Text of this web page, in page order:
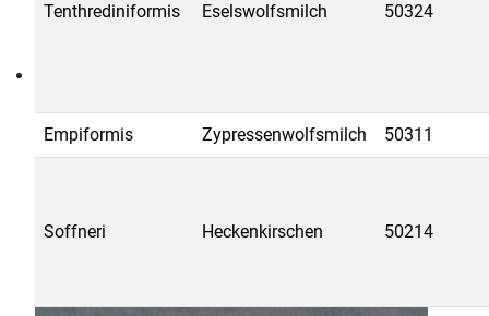
Tenthrediniformis Eselswolfsmilch 50324
Empiformis Zypressenwolfsmilch 50311
Soffneri Heckenkirschen 50214